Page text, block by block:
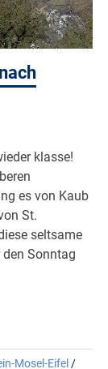
klasse!
es von Kaub
St.
seltsame
Sonntag
Mosel-Eifel /